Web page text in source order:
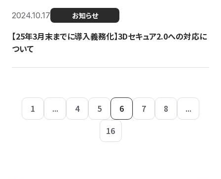
2024.10.17 お知らせ
【25年3月末までに導入義務化】3Dセキュア2.0への対応に
ついて
1 ... 4 5 6 7 8
...
16